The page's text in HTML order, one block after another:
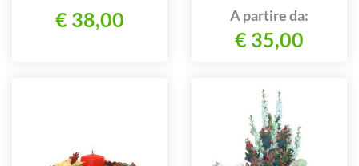
€ 38,00 A partire da:
€ 35,00